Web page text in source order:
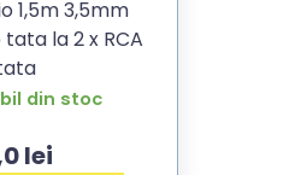
1,5m 3,5mm
la 2 x RCA
din stoc
lei